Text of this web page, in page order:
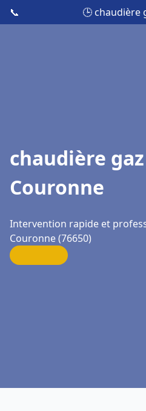
📞 🕒 chaudière
chaudière
Couronne
Intervention rapide et
Couronne (76650)